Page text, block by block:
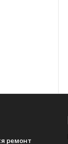
ремонт